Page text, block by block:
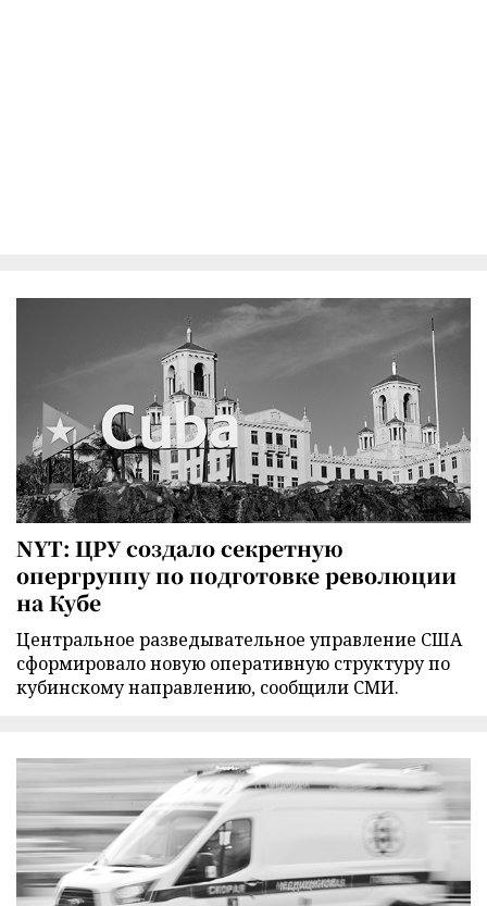
NYT: ЦРУ создало секретную
опергруппу по подготовке революции
на Кубе
Центральное разведывательное управление США
сформировало новую оперативную структуру по
кубинскому направлению, сообщили СМИ.